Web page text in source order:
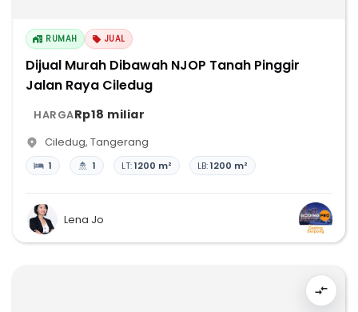
RUMAH JUAL
Dijual Murah Dibawah NJOP Tanah Pinggir
Jalan Raya Ciledug
HARGARp18 miliar
Ciledug, Tangerang
1 1 LT:1200 m² LB:1200 m²
Lena Jo